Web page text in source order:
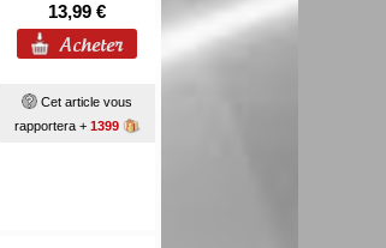
13,99 €
Cet article vous
rapportera + 1399